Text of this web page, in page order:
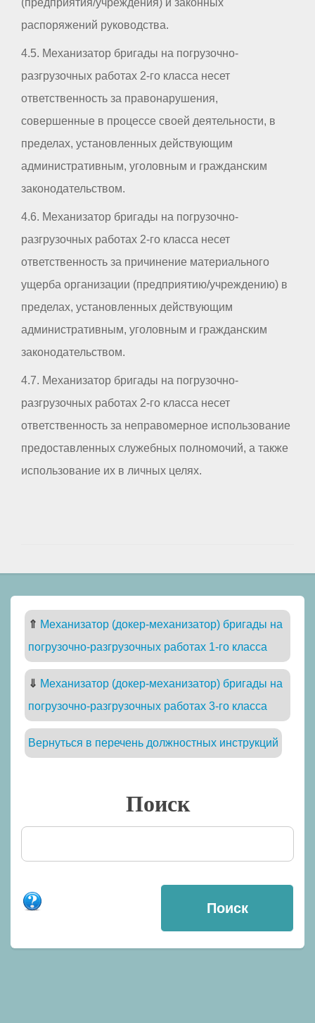
(предприятия/учреждения) и законных
распоряжений руководства.
4.5. Механизатор бригады на погрузочно-
разгрузочных работах 2-го класса несет
ответственность за правонарушения,
совершенные в процессе своей деятельности, в
пределах, установленных действующим
административным, уголовным и гражданским
законодательством.
4.6. Механизатор бригады на погрузочно-
разгрузочных работах 2-го класса несет
ответственность за причинение материального
ущерба организации (предприятию/учреждению) в
пределах, установленных действующим
административным, уголовным и гражданским
законодательством.
4.7. Механизатор бригады на погрузочно-
разгрузочных работах 2-го класса несет
ответственность за неправомерное использование
предоставленных служебных полномочий, а также
использование их в личных целях.
⇑ Механизатор (докер-механизатор) бригады на
погрузочно-разгрузочных работах 1-го класса
⇓ Механизатор (докер-механизатор) бригады на
погрузочно-разгрузочных работах 3-го класса
Вернуться в перечень должностных инструкций
Поиск